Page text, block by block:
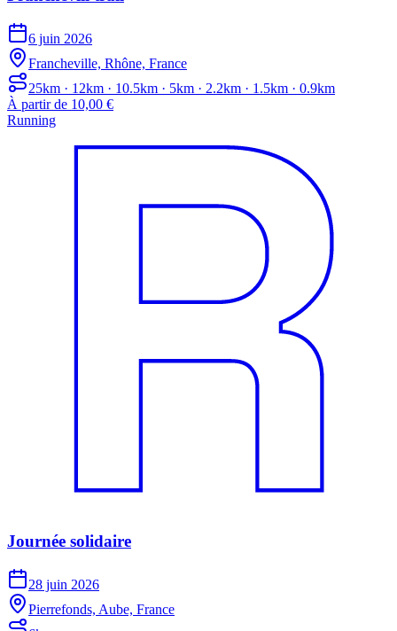
6 juin 2026
Francheville, Rhône, France
25km · 12km · 10.5km · 5km · 2.2km · 1.5km · 0.9km
À partir de 10,00 €
Running
Journée solidaire
28 juin 2026
Pierrefonds, Aube, France